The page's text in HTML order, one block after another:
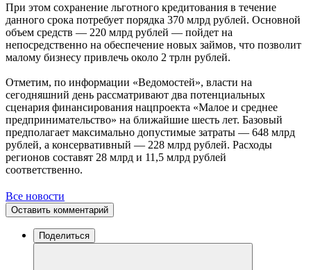
При этом сохранение льготного кредитования в течение
данного срока потребует порядка 370 млрд рублей. Основной
объем средств — 220 млрд рублей — пойдет на
непосредственно на обеспечение новых займов, что позволит
малому бизнесу привлечь около 2 трлн рублей.
Отметим, по информации «Ведомостей», власти на
сегодняшний день рассматривают два потенциальных
сценария финансирования нацпроекта «Малое и среднее
предпринимательство» на ближайшие шесть лет. Базовый
предполагает максимально допустимые затраты — 648 млрд
рублей, а консервативный — 228 млрд рублей. Расходы
регионов составят 28 млрд и 11,5 млрд рублей
соответственно.
Все новости
Оставить комментарий
Поделиться